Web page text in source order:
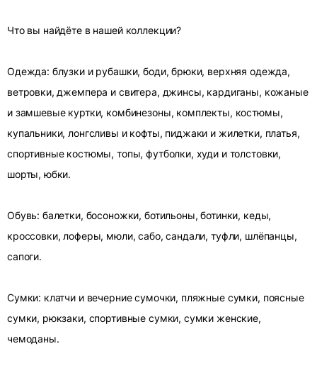
Что вы найдёте в нашей коллекции?
Одежда: блузки и рубашки, боди, брюки, верхняя одежда,
ветровки, джемпера и свитера, джинсы, кардиганы, кожаные
и замшевые куртки, комбинезоны, комплекты, костюмы,
купальники, лонгсливы и кофты, пиджаки и жилетки, платья,
спортивные костюмы, топы, футболки, худи и толстовки,
шорты, юбки.
Обувь: балетки, босоножки, ботильоны, ботинки, кеды,
кроссовки, лоферы, мюли, сабо, сандали, туфли, шлёпанцы,
сапоги.
Сумки: клатчи и вечерние сумочки, пляжные сумки, поясные
сумки, рюкзаки, спортивные сумки, сумки женские,
чемоданы.